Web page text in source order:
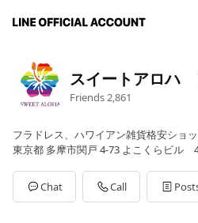
スイートアロハ
Friends 2,861
フラドレス、ハワイアン雑貨格安ショ
東京都 多摩市関戸 4-73 よこくらビル
Chat Call